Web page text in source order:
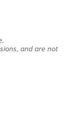
and are not